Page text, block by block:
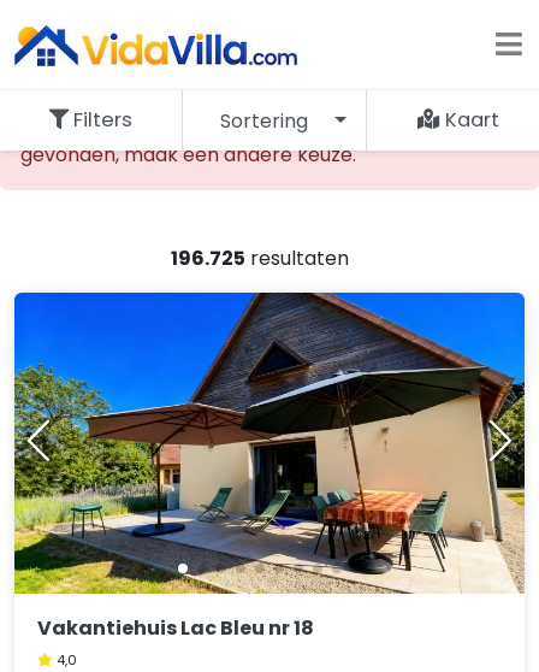
De opgevraagde accommodatie kan niet worden
gevonden, maak een andere keuze.
196.725 resultaten
Filters Sortering Kaart
Vakantiehuis Lac Bleu nr 18
4,0